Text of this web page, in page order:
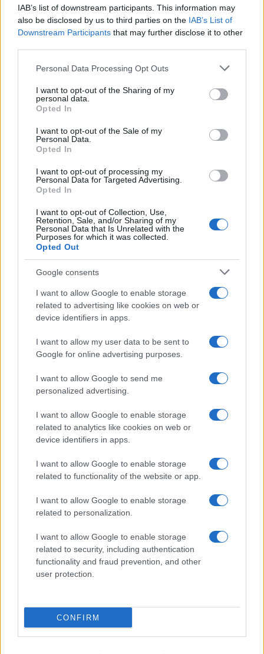
IAB’s list of downstream participants. This information may
also be disclosed by us to third parties on the IAB’s List of
Downstream Participants that may further disclose it to other
Please note that this website/app uses one or more Google
not limited to your visit or usage behaviour. You may click to
grant or deny consent to Google and its third-party tags to
use your data for below specified purposes in below Google
consent section.
Personal Data Processing Opt Outs
I want to opt-out of the Sharing of my
personal data.
Opted In
I want to opt-out of the Sale of my
Personal Data.
Opted In
I want to opt-out of processing my
Personal Data for Targeted Advertising.
Opted In
I want to opt-out of Collection, Use,
Retention, Sale, and/or Sharing of my
Personal Data that Is Unrelated with the
Purposes for which it was collected.
Opted Out
Google consents
I want to allow Google to enable storage
related to advertising like cookies on web or
device identifiers in apps.
I want to allow my user data to be sent to
Google for online advertising purposes.
I want to allow Google to send me
personalized advertising.
I want to allow Google to enable storage
related to analytics like cookies on web or
device identifiers in apps.
I want to allow Google to enable storage
related to functionality of the website or app.
I want to allow Google to enable storage
related to personalization.
I want to allow Google to enable storage
related to security, including authentication
functionality and fraud prevention, and other
user protection.
CONFIRM
Incidente sulla strada provinciale ad Arzachena,
un ferito
Sangue, musica e solidarietà con Avis Olbia al
Delta Center
Meteo Olbia 9 agosto, temperature in calo
Salmo finisce in ospedale a Catania, ma il tour
NECROLOGIE
Mario Malu
Paolo Pinna
Martina Agostina Diturco
I nostri cari
I nostri cari